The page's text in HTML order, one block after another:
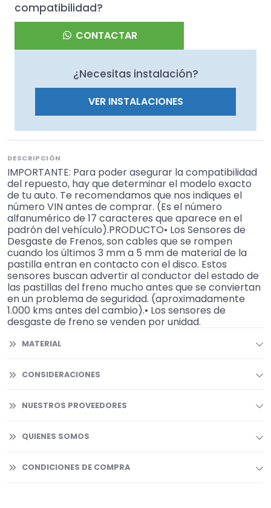
compatibilidad?
CONTACTAR
¿Necesitas instalación?
VER INSTALACIONES
DESCRIPCIÓN
IMPORTANTE: Para poder asegurar la compatibilidad
del repuesto, hay que determinar el modelo exacto
de tu auto. Te recomendamos que nos indiques el
número VIN antes de comprar. (Es el número
alfanumérico de 17 caracteres que aparece en el
padrón del vehículo).PRODUCTO• Los Sensores de
Desgaste de Frenos, son cables que se rompen
cuando los últimos 3 mm a 5 mm de material de la
pastilla entran en contacto con el disco. Estos
sensores buscan advertir al conductor del estado de
las pastillas del freno mucho antes que se conviertan
en un problema de seguridad. (aproximadamente
1.000 kms antes del cambio).• Los sensores de
desgaste de freno se venden por unidad.
MATERIAL
CONSIDERACIONES
NUESTROS PROVEEDORES
QUIENES SOMOS
CONDICIONES DE COMPRA